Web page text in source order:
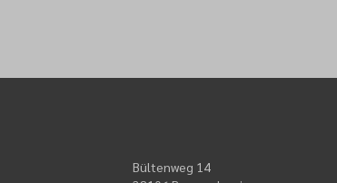
Bültenweg 14